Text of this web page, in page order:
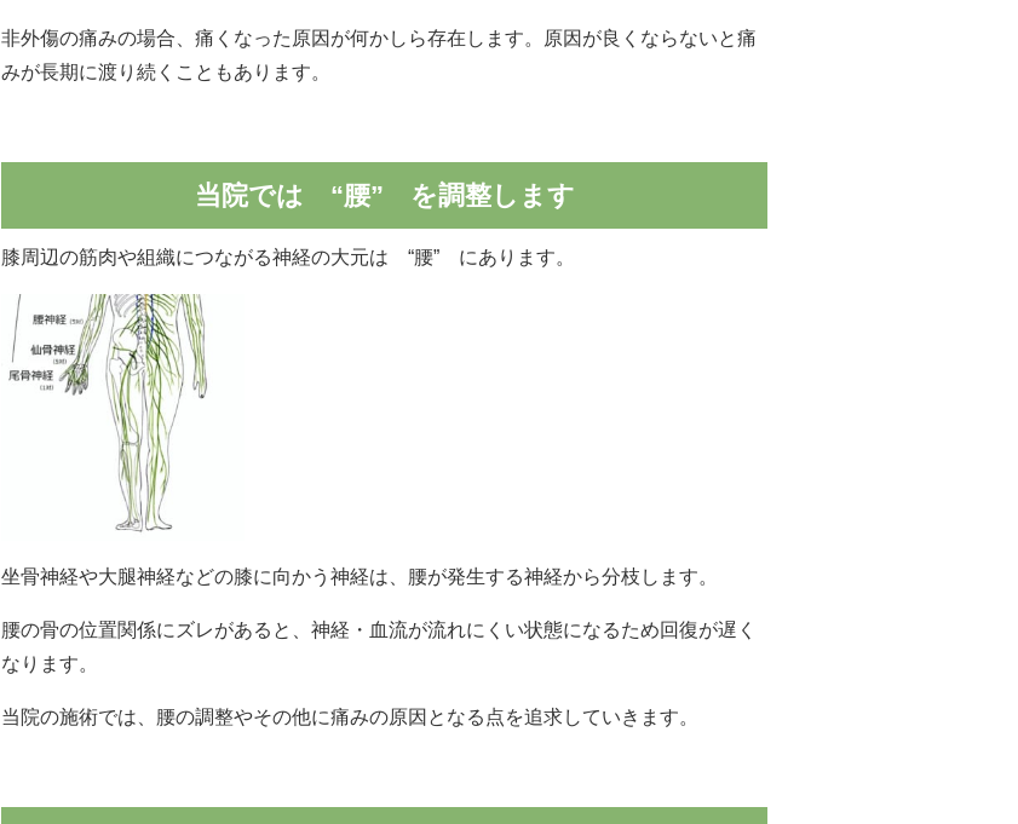
非外傷の痛みの場合、痛くなった原因が何かしら存在します。原因が良くならないと痛
みが長期に渡り続くこともあります。
当院では “腰” を調整します
膝周辺の筋肉や組織につながる神経の大元は “腰” にあります。
坐骨神経や大腿神経などの膝に向かう神経は、腰が発生する神経から分枝します。
腰の骨の位置関係にズレがあると、神経・血流が流れにくい状態になるため回復が遅く
なります。
当院の施術では、腰の調整やその他に痛みの原因となる点を追求していきます。